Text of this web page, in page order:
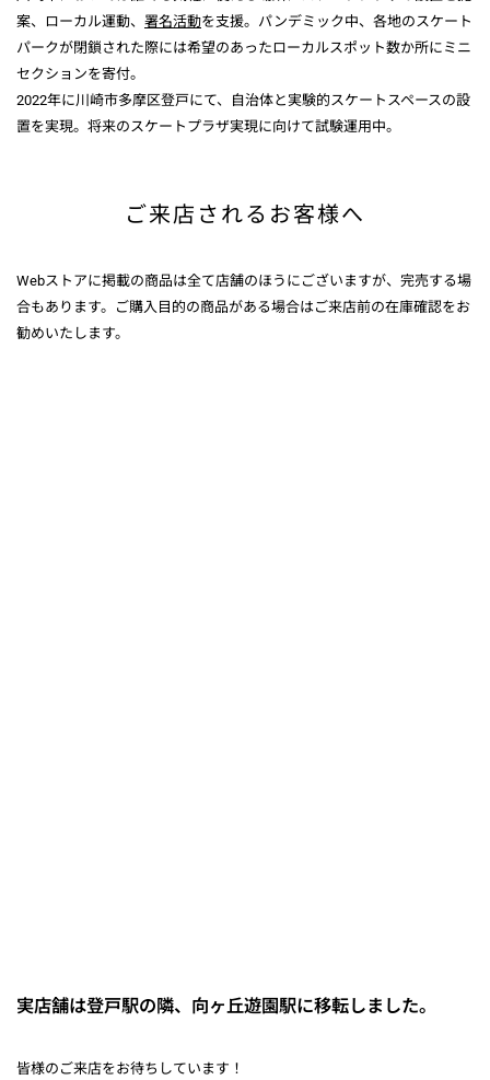
案、ローカル運動、 署名活動を支援。パンデミック中、各地のスケート
パークが閉鎖された際には希望のあったローカルスポット数か所にミニ
セクションを寄付。
2022年に川崎市多摩区登戸にて、自治体と実験的スケートスペースの設
置を実現。将来のスケートプラザ実現に向けて試験運用中。
ご来店されるお客様へ
Webストアに掲載の商品は全て店舗のほうにございますが、完売する場
合もあります。ご購入目的の商品がある場合はご来店前の在庫確認をお
勧めいたします。
実店舗は登戸駅の隣、向ヶ丘遊園駅に移転しました。
皆様のご来店をお待ちしています！